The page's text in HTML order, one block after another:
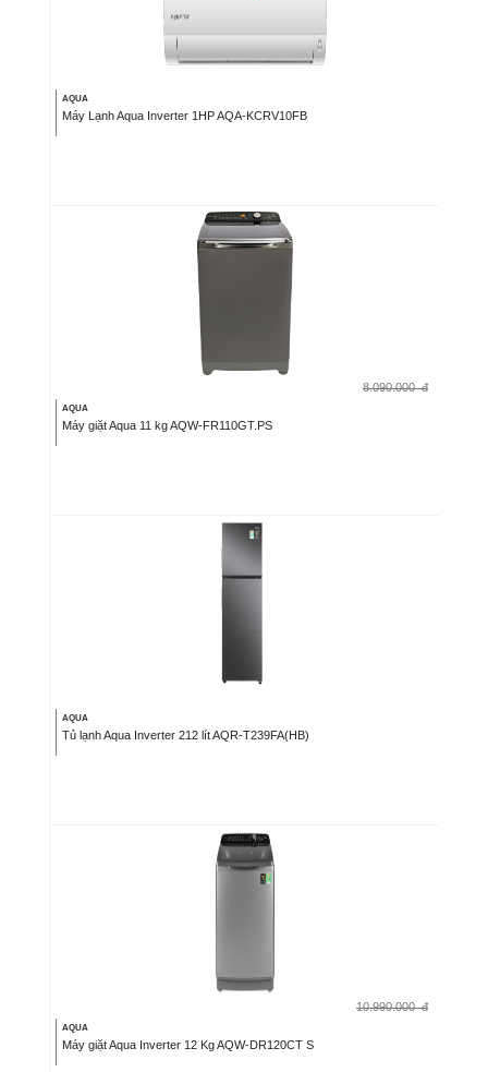
AQUA
Máy Lạnh Aqua Inverter 1HP AQA-KCRV10FB
8.090.000 đ
AQUA
Máy giặt Aqua 11 kg AQW-FR110GT.PS
AQUA
Tủ lạnh Aqua Inverter 212 lít AQR-T239FA(HB)
10.990.000 đ
AQUA
Máy giặt Aqua Inverter 12 Kg AQW-DR120CT S